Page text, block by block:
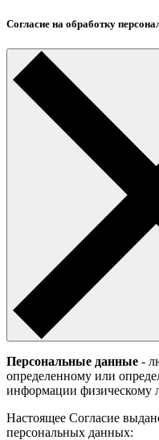
Согласие на обработку
Персональные данные -
определенному или
информации физическому
Настоящее Согласие
персональных данных: